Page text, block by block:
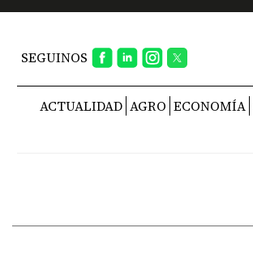
SEGUINOS
ACTUALIDAD AGRO ECONOMÍA